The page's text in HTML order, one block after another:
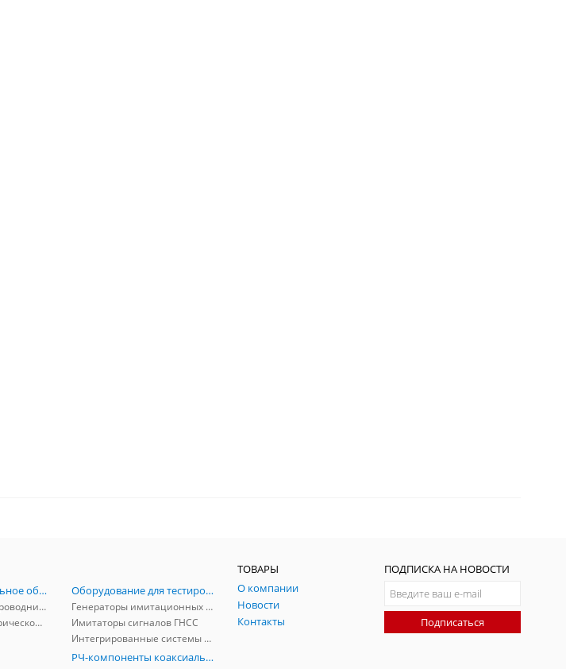
Электроизмерительное оборудование
Анализаторы полупроводников
Анализаторы электрической мощности
Оборудование для тестирования и симуляции ГНСС
Генераторы имитационных и заградительных помех
Имитаторы сигналов ГНСС
Интегрированные системы защиты от ГНСС-помех
РЧ-компоненты коаксиальные
ТОВАРЫ
О компании
Новости
Контакты
ПОДПИСКА НА НОВОСТИ
Подписаться